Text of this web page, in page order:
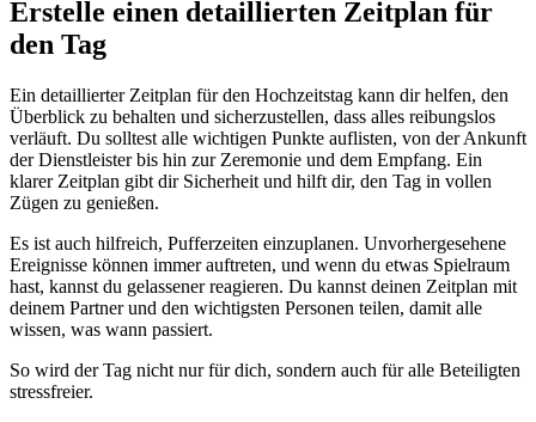
Erstelle einen detaillierten Zeitplan für
den Tag
Ein detaillierter Zeitplan für den Hochzeitstag kann dir helfen, den
Überblick zu behalten und sicherzustellen, dass alles reibungslos
verläuft. Du solltest alle wichtigen Punkte auflisten, von der Ankunft
der Dienstleister bis hin zur Zeremonie und dem Empfang. Ein
klarer Zeitplan gibt dir Sicherheit und hilft dir, den Tag in vollen
Zügen zu genießen.
Es ist auch hilfreich, Pufferzeiten einzuplanen. Unvorhergesehene
Ereignisse können immer auftreten, und wenn du etwas Spielraum
hast, kannst du gelassener reagieren. Du kannst deinen Zeitplan mit
deinem Partner und den wichtigsten Personen teilen, damit alle
wissen, was wann passiert.
So wird der Tag nicht nur für dich, sondern auch für alle Beteiligten
stressfreier.